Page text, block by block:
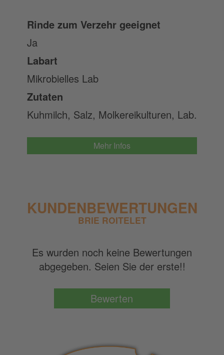
Rinde zum Verzehr geeignet
Ja
Labart
Mikrobielles Lab
Zutaten
Kuhmilch, Salz, Molkereikulturen, Lab.
Mehr Infos
KUNDENBEWERTUNGEN
BRIE ROITELET
Es wurden noch keine Bewertungen
abgegeben. Seien Sie der erste!!